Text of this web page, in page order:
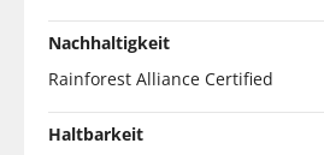
Nachhaltigkeit
Rainforest Alliance Certified
Haltbarkeit